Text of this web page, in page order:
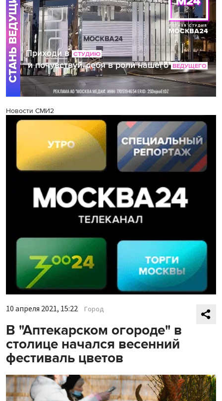
Новости СМИ2
10 апреля 2021, 15:22 Город
В "Аптекарском огороде" в
столице начался весенний
фестиваль цветов